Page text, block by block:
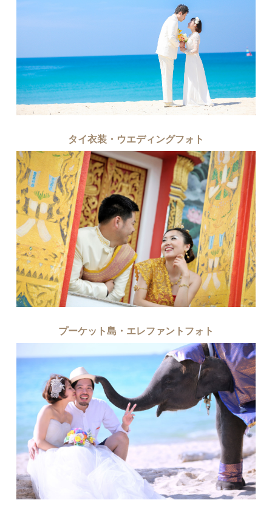
タイ衣装・ウエディングフォト
プーケット島・エレファントフォト